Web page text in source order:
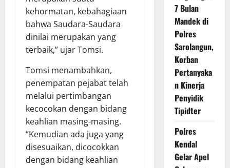
kehormatan, kebahagiaan
bahwa Saudara-Saudara
dinilai merupakan yang
terbaik,” ujar Tomsi.
Tomsi menambahkan,
penempatan pejabat telah
melalui pertimbangan
kecocokan dengan bidang
keahlian masing-masing.
“Kemudian ada juga yang
disesuaikan, dicocokkan
dengan bidang keahlian
7 Bulan
Mandek di
Polres
Sarolangun,
Korban
Pertanyaka
n Kinerja
Penyidik
Tipidter
Polres
Kendal
Gelar Apel